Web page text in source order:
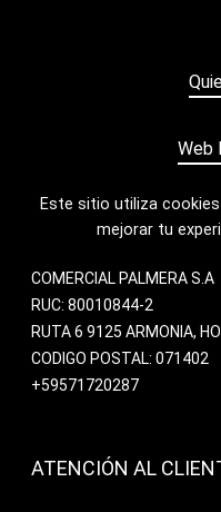
Web
Este sitio utiliza
mejorar tu
COMERCIAL PALMERA S.A
RUC: 80010844-2
RUTA 6 9125 ARMONIA,
CODIGO POSTAL: 071402
+59571720287
ATENCIÓN AL